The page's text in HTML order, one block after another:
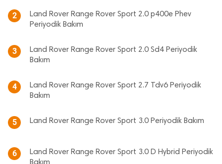
2
Land Rover Range Rover Sport 2.0 p400e Phev
Periyodik Bakım
3
Land Rover Range Rover Sport 2.0 Sd4 Periyodik
Bakım
4
Land Rover Range Rover Sport 2.7 Tdv6 Periyodik
Bakım
5 Land Rover Range Rover Sport 3.0 Periyodik Bakım
6
Land Rover Range Rover Sport 3.0 D Hybrid Periyodik